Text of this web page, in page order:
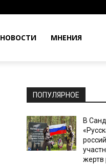
НОВОСТИ МНЕНИЯ
ПОПУЛЯРНОЕ
В
жертв